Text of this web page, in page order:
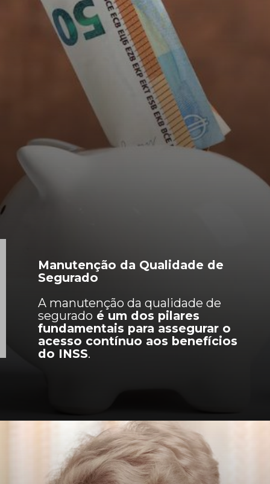
Manutenção da Qualidade de
Segurado
A manutenção da qualidade de
segurado é um dos pilares
fundamentais para assegurar o
acesso contínuo aos benefícios
do INSS.